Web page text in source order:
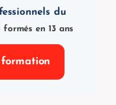
du
formés en 13 ans